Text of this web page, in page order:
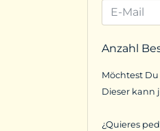
Anzahl
Möchtest
Dieser kann
¿Quieres